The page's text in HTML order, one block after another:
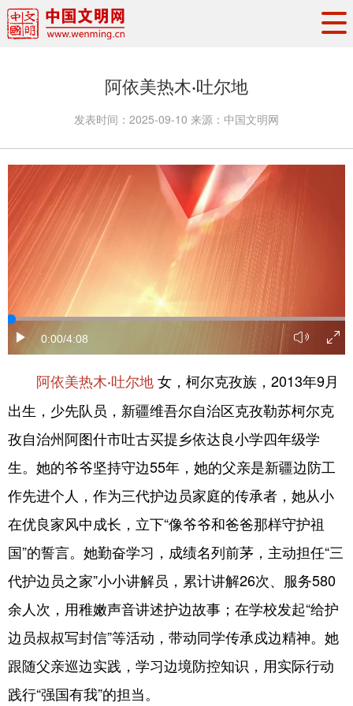
资讯联播
地方交流
文明培育
文明实践
文明创建
文明之光
文明影音 文明矩阵
阿依美热木·吐尔地
发表时间： 2025-09-10 来源： 中国文明网
0:00/4:08
阿依美热木·吐尔地女，柯尔克孜族，2013年9月
出生，少先队员，新疆维吾尔自治区克孜勒苏柯尔克
孜自治州阿图什市吐古买提乡依达良小学四年级学
生。她的爷爷坚持守边55年，她的父亲是新疆边防工
作先进个人，作为三代护边员家庭的传承者，她从小
在优良家风中成长，立下“像爷爷和爸爸那样守护祖
国”的誓言。她勤奋学习，成绩名列前茅，主动担任“三
代护边员之家”小小讲解员，累计讲解26次、服务580
余人次，用稚嫩声音讲述护边故事；在学校发起“给护
边员叔叔写封信”等活动，带动同学传承戍边精神。她
跟随父亲巡边实践，学习边境防控知识，用实际行动
践行“强国有我”的担当。